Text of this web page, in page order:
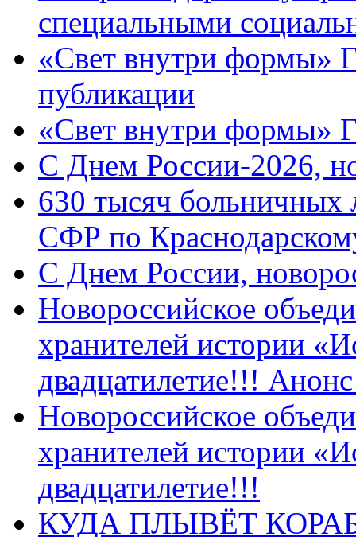
специальными
«Свет внутри формы»
публикации
«Свет внутри формы»
C Днем России-2026,
630 тысяч больничных
СФР по
C Днем России,
Новороссийское
хранителей истории
двадцатилетие!!!
Новороссийское
хранителей истории
двадцатилетие!!!
КУДА ПЛЫВЁТ